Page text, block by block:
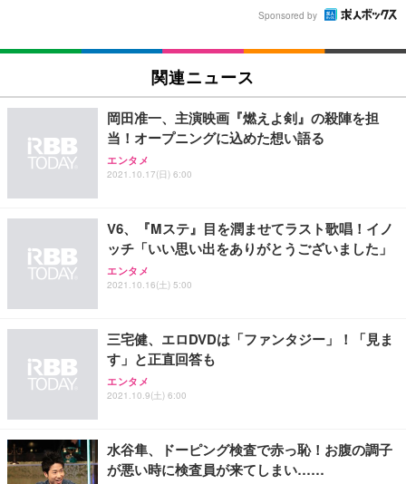
Sponsored by
関連ニュース
岡田准一、主演映画『燃えよ剣』の殺陣を担
当！オープニングに込めた想い語る
エンタメ
2021.10.17(日) 6:00
V6、『Mステ』目を潤ませてラスト歌唱！イノ
ッチ「いい思い出をありがとうございました」
エンタメ
2021.10.16(土) 5:00
三宅健、エロDVDは「ファンタジー」！「見ま
す」と正直回答も
エンタメ
2021.10.9(土) 6:00
水谷隼、ドーピング検査で赤っ恥！お腹の調子
が悪い時に検査員が来てしまい……